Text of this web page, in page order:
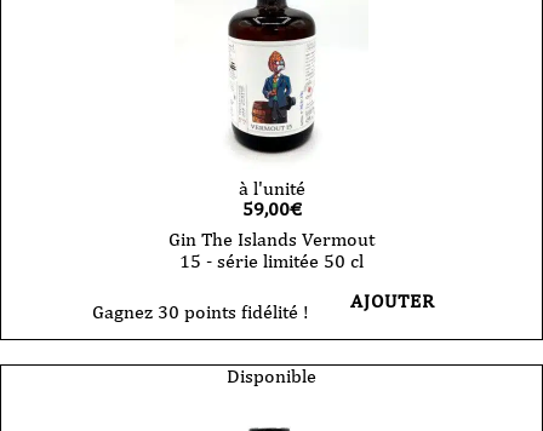
à l'unité
59,00€
Gin The Islands Vermout
15 - série limitée 50 cl
Gagnez 30 points fidélité ! AJOUTER
Disponible